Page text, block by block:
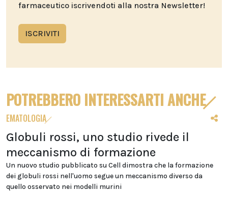
farmaceutico iscrivendoti alla nostra Newsletter!
ISCRIVITI
POTREBBERO INTERESSARTI ANCHE
EMATOLOGIA
Globuli rossi, uno studio rivede il
meccanismo di formazione
Un nuovo studio pubblicato su Cell dimostra che la formazione
dei globuli rossi nell'uomo segue un meccanismo diverso da
quello osservato nei modelli murini